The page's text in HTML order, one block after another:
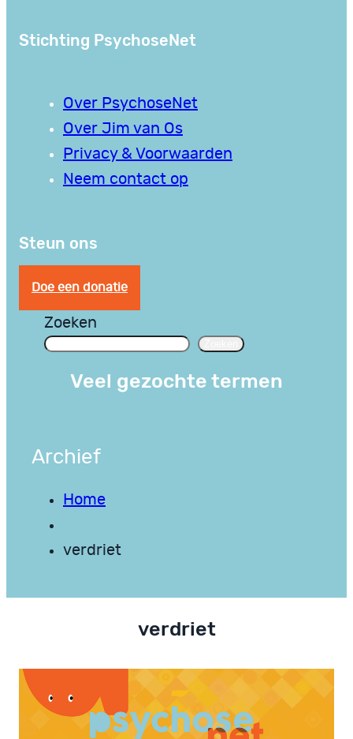
Stichting PsychoseNet
Over PsychoseNet
Over Jim van Os
Privacy & Voorwaarden
Neem contact op
Steun ons
Doe een donatie
Zoeken
Veel gezochte termen
Archief
Home
verdriet
verdriet